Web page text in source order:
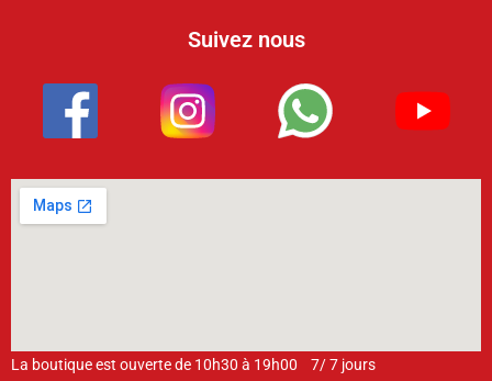
Suivez nous
La boutique est ouverte de 10h30 à 19h00 7/ 7 jours